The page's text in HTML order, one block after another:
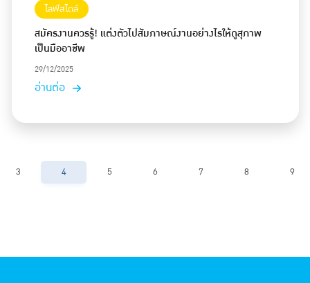
ไลฟ์สไตล์
สมัครงานควรรู้! แต่งตัวไปสัมภาษณ์งานอย่างไรให้ดูสุภาพ
เป็นมืออาชีพ
29/12/2025
อ่านต่อ
3 4 5 6 7 8 9